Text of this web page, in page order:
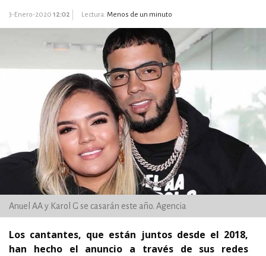
3-Enero-2020 12:02 Lectura: Menos de un minuto
Anuel AA y Karol G se casarán este año. Agencia
Los cantantes, que están juntos desde el 2018,
han hecho el anuncio a través de sus redes